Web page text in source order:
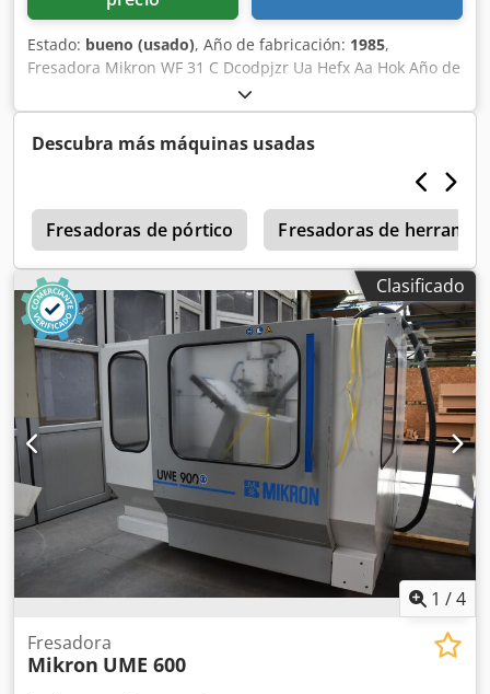
Estado: bueno (usado), Año de fabricación: 1985,
Fresadora Mikron WF 31 C Dcodpjzr Ua Hefx Aa Hok Año de
fabricación: 1985 Equipada con control Heidenhain TNC
155 En buen estado.
Descubra más máquinas usadas
Fresadoras de pórtico Fresadoras de
Clasificado
1 /4
Fresadora
Mikron UME 600